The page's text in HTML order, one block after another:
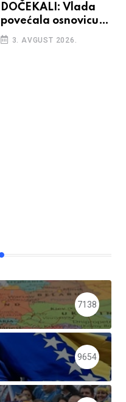
DOČEKALI: Vlada
povećala osnovicu
za obračun plaća
budžetskim
3. AVGUST 2026.
7138
9654